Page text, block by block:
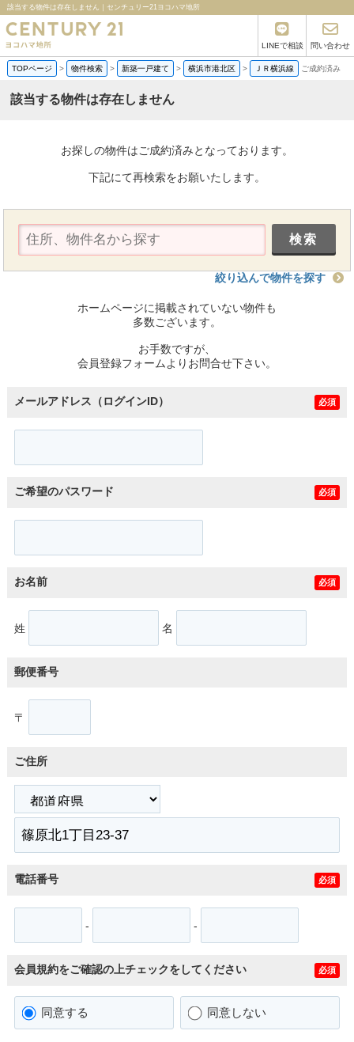
該当する物件は存在しません｜センチュリー21ヨコハマ地所
LINEで相談 問い合わせ
TOPページ > 物件検索 > 新築一戸建て > 横浜市港北区 > ＪＲ横浜線 ご成約済み
該当する物件は存在しません
お探しの物件はご成約済みとなっております。
下記にて再検索をお願いたします。
絞り込んで物件を探す
ホームページに掲載されていない物件も
多数ございます。
お手数ですが、
会員登録フォームよりお問合せ下さい。
メールアドレス（ログインID） 必須
ご希望のパスワード 必須
お名前 必須
姓 名
郵便番号
〒
ご住所
電話番号 必須
- -
会員規約をご確認の上チェックをしてください 必須
同意する 同意しない